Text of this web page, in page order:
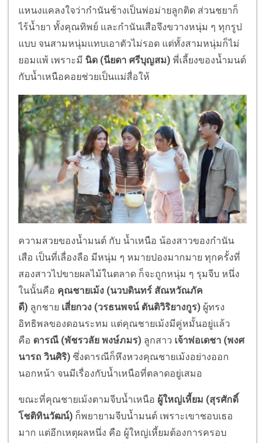
แหนงแคลงใจว่ากำนันช้างเป็นพ่อม่ายลูกติด ส่วนชยาก็
ไร้น้ำยา ทั้งคุณทิพย์ และกำนันเสือจึงขวางหนุ่ม ๆ ทุกรูป
แบบ จนสามหนุ่มแทบเอาตัวไม่รอด แต่ทั้งสามหนุ่มก็ไม่
ยอมแพ้ เพราะมี นิด (นียดา ศรีบุญสม) พี่เลี้ยงของน้ำมนต์
กับน้ำเหนือคอยช่วยเป็นแม่สื่อให้
ความสวยของน้ำมนต์ กับ น้ำเหนือ น้องสาวของกำนัน
เสือ เป็นที่เลื่องลือ มีหนุ่ม ๆ หมายปองมากมาย ทุกครั้งที่
สองสาวไปขายผลไม้ในตลาด ก็จะถูกหนุ่ม ๆ รุมจีบ หนึ่ง
ในนั้นคือ คุณชายเม้ง (นวบดินทร์ สัณหวัณภัค
ดี) ลูกชาย เสี่ยกวง (วรธนพจน์ ตันติวิริยางกูร) ผู้ทรง
อิทธิพลของดอนระทม แต่คุณชายเม้งมีคู่หมั้นอยู่แล้ว
คือ ดารณี (พัชรวลัย พงษ์ภมร) ลูกสาว เจ้าพ่อเดชา (พงศ
นารถ วินศิริ) ซึ่งดารณีก็หึงหวงคุณชายเม้งอย่างออก
นอกหน้า จนมีเรื่องกับน้ำเหนือที่ตลาดอยู่เสมอ
ขณะที่คุณชายเม้งตามจีบน้ำเหนือ ผู้ใหญ่เหี้ยม (สุรศักดิ์
โชติทินวัฒน์) ก็พยายามจีบน้ำมนต์ เพราะเขาชอบเธอ
มาก แต่อีกเหตุผลหนึ่ง คือ ผู้ใหญ่เหี้ยมต้องการครอบ